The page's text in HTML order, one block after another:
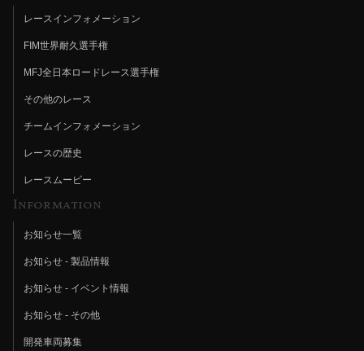
レースインフォメーション
FIM世界耐久選手権
MFJ全日本ロードレース選手権
その他のレース
チームインフォメーション
レースの歴史
レースムービー
Information
お知らせ一覧
お知らせ - 製品情報
お知らせ - イベント情報
お知らせ - その他
開発車両募集